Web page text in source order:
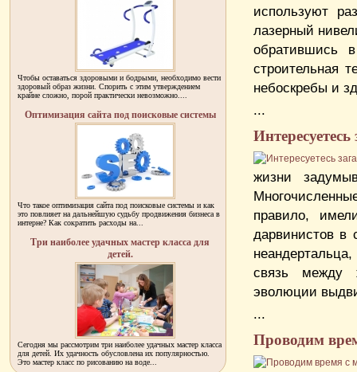
используют
лазерный
обратившись
строительная
небоскребы и
...
жизни
правило,
дарвинистов в
связь между
эволюции
...
Проводим
Чтобы оставаться здоровыми и бодрыми, необходимо вести
здоровый образ жизни. Спорить с этим утверждением
крайне сложно, порой практически невозможно....
Оптимизация сайта под поисковые системы
Что такое оптимизация сайта под поисковые системы и как
это повлияет на дальнейшую судьбу продвижения бизнеса в
интерне? Как сократить расходы на...
Три наиболее удачных мастер класса для
детей.
Сегодня мы рассмотрим три наиболее удачных мастер класса
для детей. Их удачность обусловлена их популярностью.
Это мастер класс по рисованию на воде...